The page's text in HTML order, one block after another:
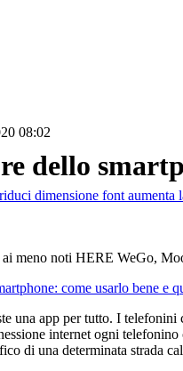
08:02
dello
riduci dimensione font aumenta
meno noti HERE WeGo,
una app per tutto. I
internet ogni
di una determinata strada